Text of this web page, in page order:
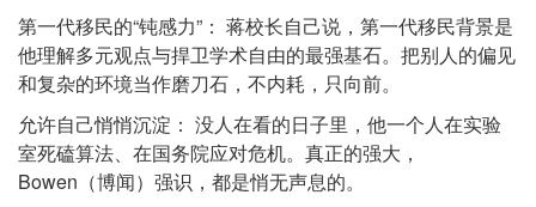
第一代移民的“钝感力”： 蒋校长自己说，第一代移民背景是
他理解多元观点与捍卫学术自由的最强基石。把别人的偏见
和复杂的环境当作磨刀石，不内耗，只向前。
允许自己悄悄沉淀： 没人在看的日子里，他一个人在实验
室死磕算法、在国务院应对危机。真正的强大，
Bowen（博闻）强识，都是悄无声息的。